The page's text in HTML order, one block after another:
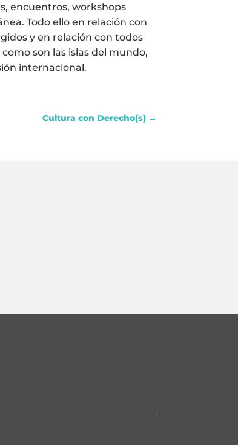
encuentros, workshops
Todo ello en relación con
y en relación con todos
son las islas del mundo,
internacional.
Cultura con Derecho(s) →